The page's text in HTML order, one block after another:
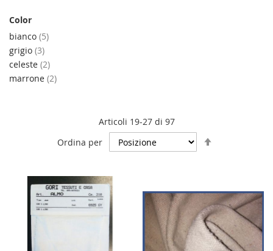
Articoli 19-27di 97
Ordina per
Color
bianco 5elementi
grigio 3elementi
celeste 2elementi
marrone 2elementi